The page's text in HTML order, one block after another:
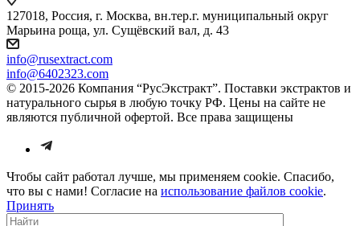
127018, Россия, г. Москва, вн.тер.г. муниципальный округ
Марьина роща, ул. Сущёвский вал, д. 43
info@rusextract.com
info@6402323.com
© 2015-2026 Компания “РусЭкстракт”. Поставки экстрактов и
натурального сырья в любую точку РФ. Цены на сайте не
являются публичной офертой. Все права защищены
Чтобы сайт работал лучше, мы применяем cookie. Спасибо,
что вы с нами! Согласие на использование файлов cookie.
Принять